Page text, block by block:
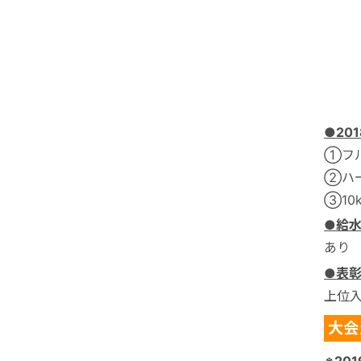
①フ
②ハ
●給水
あり
●表彰
上位
大